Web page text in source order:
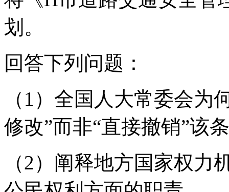
划。
回答下列问题：
（1）全国人大常委会为
修改”而非“直接撤销”该
（2）阐释地方国家权